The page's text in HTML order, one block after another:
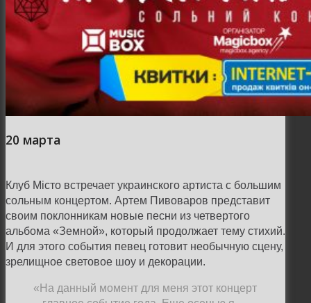
20 марта
Клуб Мiсто встречает украинского артиста с большим
сольным концертом. Артем Пивоваров представит
своим поклонникам новые песни из четвертого
альбома «Земной», который продолжает тему стихий.
И для этого события певец готовит необычную сцену,
зрелищное световое шоу и декорации.
«На данный момент для меня этот концерт